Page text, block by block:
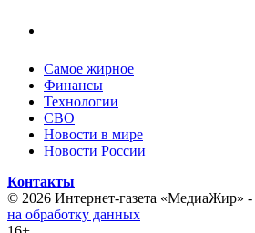
Самое жирное
Финансы
Технологии
СВО
Новости в мире
Новости России
Контакты
© 2026 Интернет-газета «МедиаЖир» -
на обработку данных